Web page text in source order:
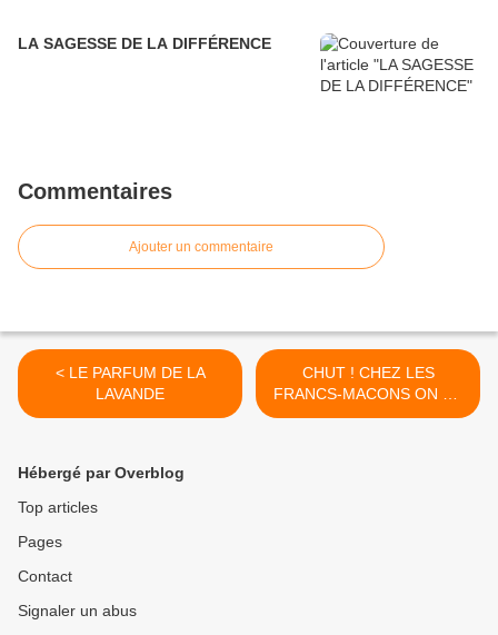
LA SAGESSE DE LA DIFFÉRENCE
Commentaires
Ajouter un commentaire
< LE PARFUM DE LA
LAVANDE
CHUT ! CHEZ LES
FRANCS-MACONS ON NE
PARLE PAS DE POLITIQUE
Hébergé par Overblog
Top articles
Pages
Contact
Signaler un abus